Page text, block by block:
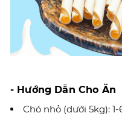
- Hướng Dẫn Cho Ăn
Chó nhỏ (dưới 5kg):